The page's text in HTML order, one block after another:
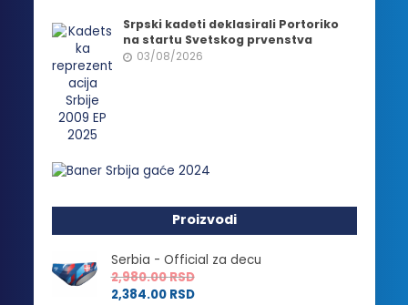
Srpski kadeti deklasirali Portoriko
na startu Svetskog prvenstva
03/08/2026
Proizvodi
Serbia - Official za decu
2,980.00RSD
2,384.00 RSD